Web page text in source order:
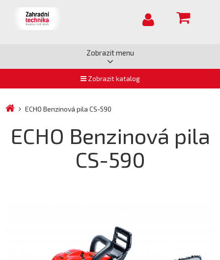
Zobrazit menu
Zobrazit katalog
ECHO Benzinová pila CS-590
ECHO Benzinová pila
CS-590